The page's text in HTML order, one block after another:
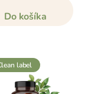
Do košíka
clean label